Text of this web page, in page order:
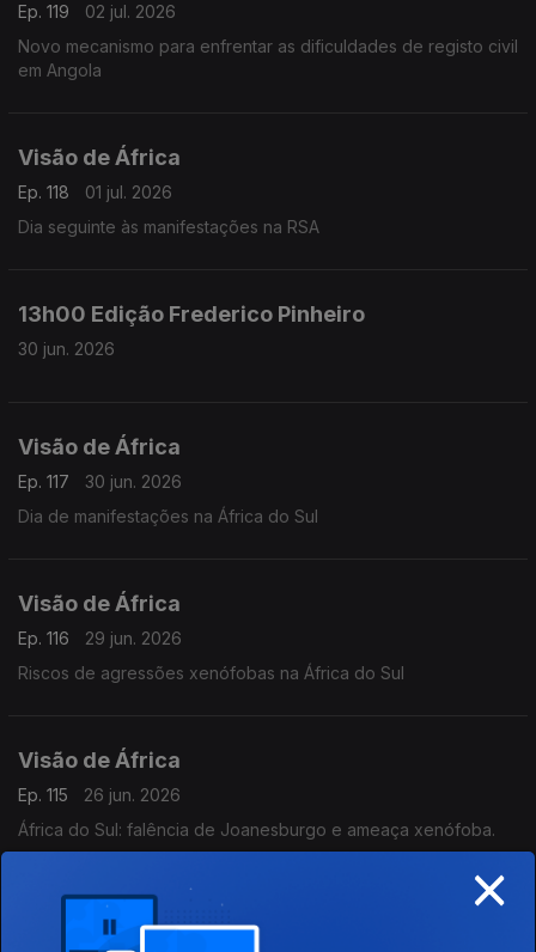
Ep. 119
02 jul. 2026
Novo mecanismo para enfrentar as dificuldades de registo civil
em Angola
Visão de África
Ep. 118
01 jul. 2026
Dia seguinte às manifestações na RSA
13h00 Edição Frederico Pinheiro
30 jun. 2026
Visão de África
Ep. 117
30 jun. 2026
Dia de manifestações na África do Sul
Visão de África
Ep. 116
29 jun. 2026
Riscos de agressões xenófobas na África do Sul
Visão de África
Ep. 115
26 jun. 2026
África do Sul: falência de Joanesburgo e ameaça xenófoba.
Visão de África ×